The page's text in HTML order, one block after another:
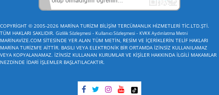
COPYRİGHT © 2005-2026 MARİNA TURİZM BİLİŞİM TERCÜMANLIK HİZMETLERİ TİC.LTD.ŞTİ.
TÜM HAKLARI SAKLIDIR. Gizlilik Sözleşmesi - Kullanıcı Sözleşmesi - KVKK Aydınlatma Metni
MARİNAVİZE.COM SİTESİNDE YER ALAN TÜM METİN, RESİM VE İÇERİKLERİN TELİF HAKLARI
MARİNA TURİZM'E AİTTİR. BASILI VEYA ELEKTRONİK BİR ORTAMDA İZİNSİZ KULLANILAMAZ
VEYA KOPYALANAMAZ. İZİNSİZ KULLANAN KURUMLAR VE KİŞİLER HAKKINDA İLGİLİ MAKAMLAR
NEZDİNDE İDARİ İŞLEMLER BAŞLATILACAKTIR.